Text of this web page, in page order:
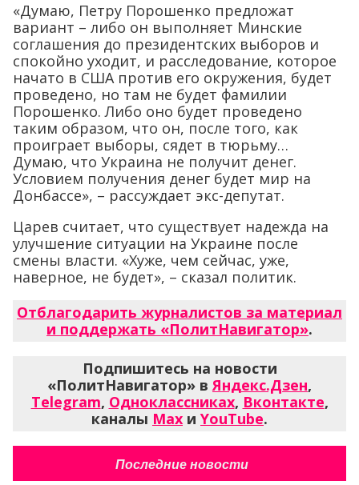
«Думаю, Петру Порошенко предложат
вариант – либо он выполняет Минские
соглашения до президентских выборов и
спокойно уходит, и расследование, которое
начато в США против его окружения, будет
проведено, но там не будет фамилии
Порошенко. Либо оно будет проведено
таким образом, что он, после того, как
проиграет выборы, сядет в тюрьму…
Думаю, что Украина не получит денег.
Условием получения денег будет мир на
Донбассе», – рассуждает экс-депутат.
Царев считает, что существует надежда на
улучшение ситуации на Украине после
смены власти. «Хуже, чем сейчас, уже,
наверное, не будет», – сказал политик.
Отблагодарить журналистов за материал
и поддержать «ПолитНавигатор».
Подпишитесь на новости
«ПолитНавигатор» вЯндекс.Дзен,
Telegram, Одноклассниках, Вконтакте,
каналы Max и YouTube.
Последние новости